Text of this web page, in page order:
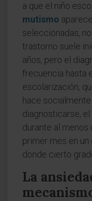
a que el niño
mutismo
seleccionadas,
trastorno suele
años, pero el
frecuencia hasta
escolarización,
hace
diagnosticarse,
durante al menos
primer mes en
donde cierto
La